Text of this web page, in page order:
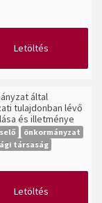
Letöltés
által
tulajdonban lévő
és illetménye
önkormányzat
társaság
Letöltés